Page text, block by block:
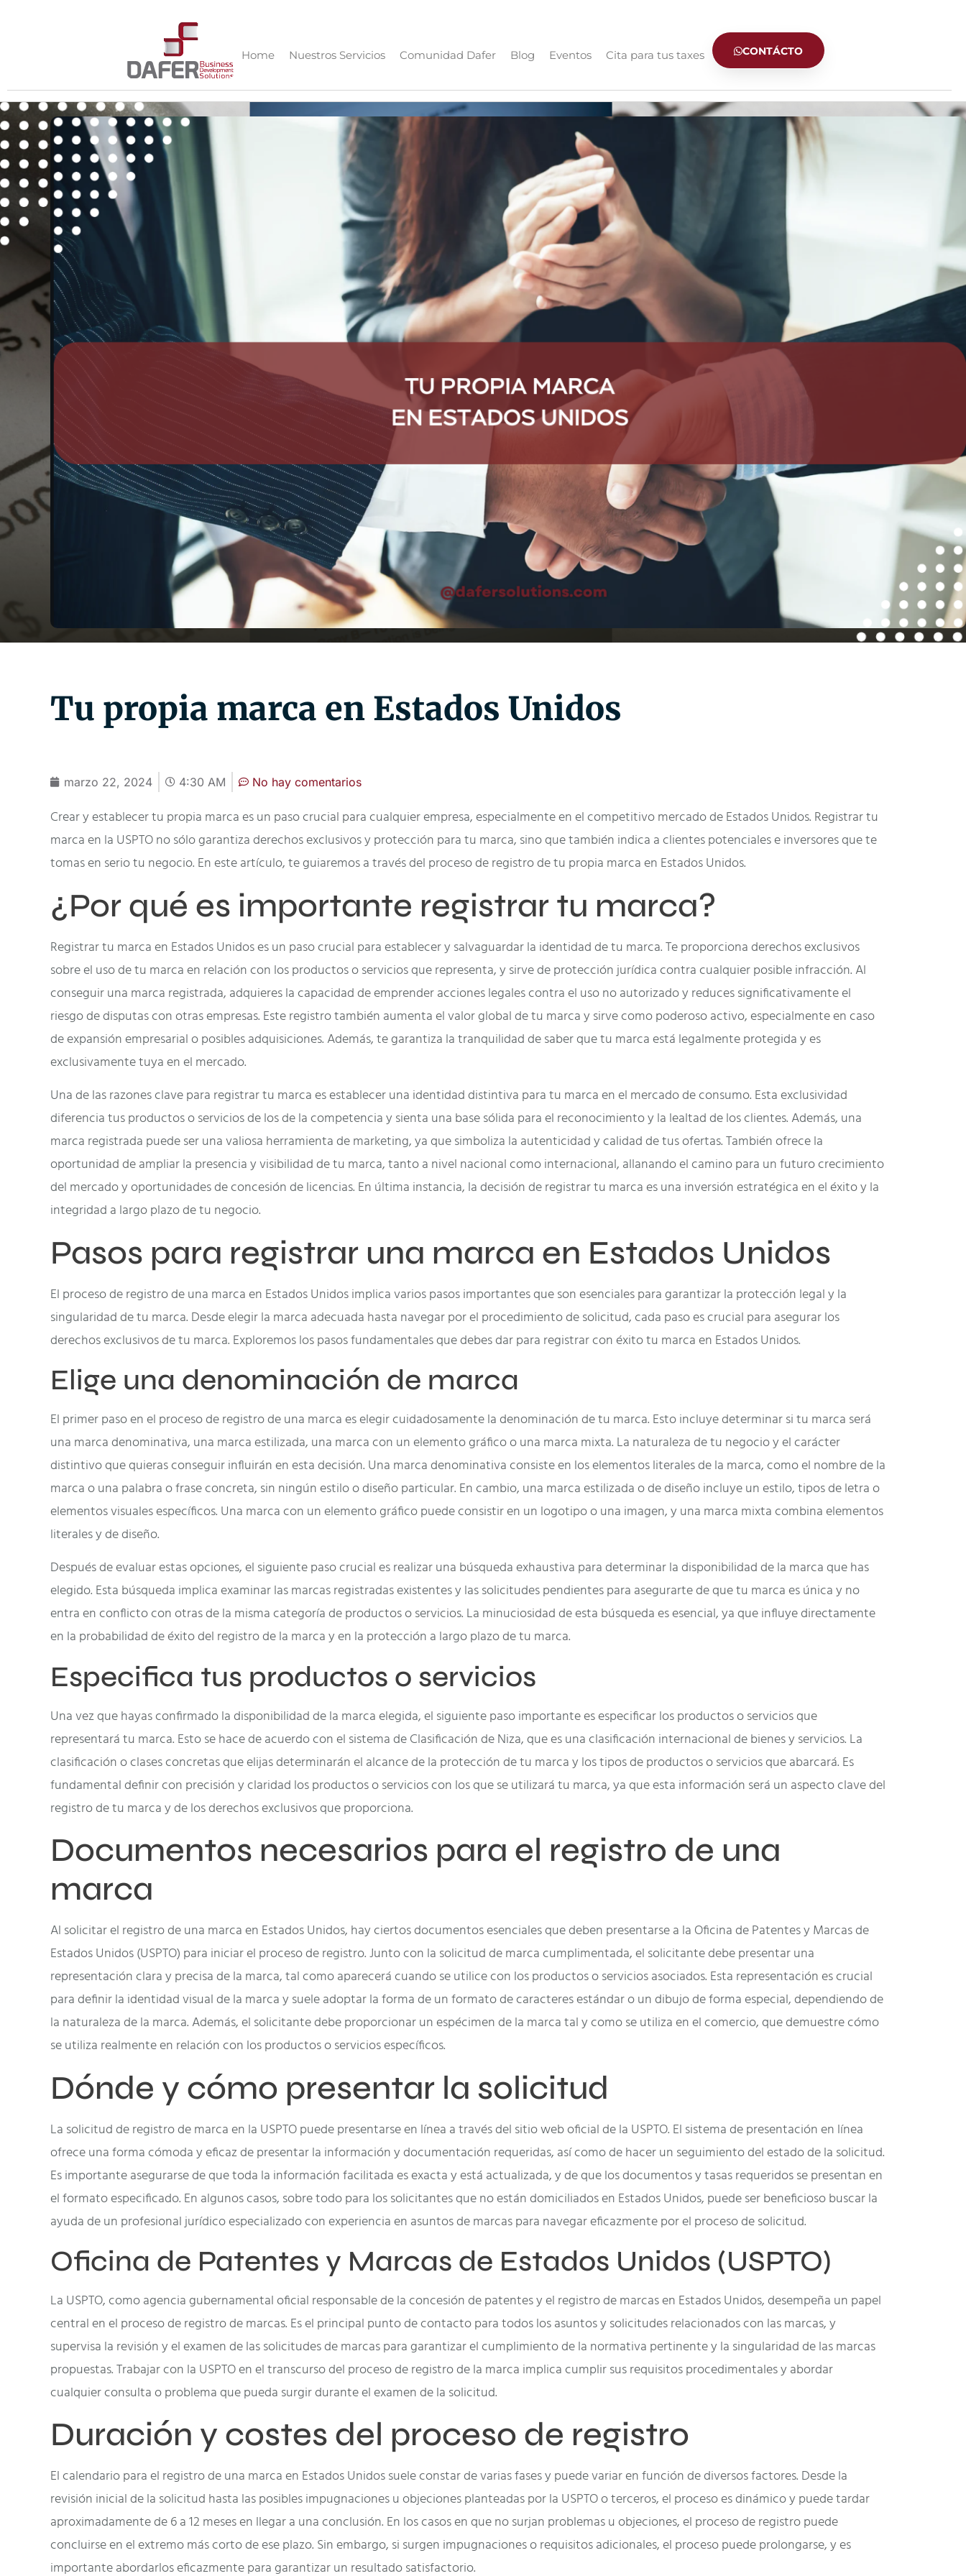
Home Nuestros Servicios Comunidad Dafer Blog Eventos Cita para tus taxes CONTÁCTO
Tu propia marca en Estados Unidos
marzo 22, 2024 4:30 AM No hay comentarios
Crear y establecer tu propia marca es un paso crucial para cualquier empresa, especialmente en el competitivo mercado de Estados Unidos. Registrar tu
marca en la USPTO no sólo garantiza derechos exclusivos y protección para tu marca, sino que también indica a clientes potenciales e inversores que te
tomas en serio tu negocio. En este artículo, te guiaremos a través del proceso de registro de tu propia marca en Estados Unidos.
¿Por qué es importante registrar tu marca?
Registrar tu marca en Estados Unidos es un paso crucial para establecer y salvaguardar la identidad de tu marca. Te proporciona derechos exclusivos
sobre el uso de tu marca en relación con los productos o servicios que representa, y sirve de protección jurídica contra cualquier posible infracción. Al
conseguir una marca registrada, adquieres la capacidad de emprender acciones legales contra el uso no autorizado y reduces significativamente el
riesgo de disputas con otras empresas. Este registro también aumenta el valor global de tu marca y sirve como poderoso activo, especialmente en caso
de expansión empresarial o posibles adquisiciones. Además, te garantiza la tranquilidad de saber que tu marca está legalmente protegida y es
exclusivamente tuya en el mercado.
Una de las razones clave para registrar tu marca es establecer una identidad distintiva para tu marca en el mercado de consumo. Esta exclusividad
diferencia tus productos o servicios de los de la competencia y sienta una base sólida para el reconocimiento y la lealtad de los clientes. Además, una
marca registrada puede ser una valiosa herramienta de marketing, ya que simboliza la autenticidad y calidad de tus ofertas. También ofrece la
oportunidad de ampliar la presencia y visibilidad de tu marca, tanto a nivel nacional como internacional, allanando el camino para un futuro crecimiento
del mercado y oportunidades de concesión de licencias. En última instancia, la decisión de registrar tu marca es una inversión estratégica en el éxito y la
integridad a largo plazo de tu negocio.
Pasos para registrar una marca en Estados Unidos
El proceso de registro de una marca en Estados Unidos implica varios pasos importantes que son esenciales para garantizar la protección legal y la
singularidad de tu marca. Desde elegir la marca adecuada hasta navegar por el procedimiento de solicitud, cada paso es crucial para asegurar los
derechos exclusivos de tu marca. Exploremos los pasos fundamentales que debes dar para registrar con éxito tu marca en Estados Unidos.
Elige una denominación de marca
El primer paso en el proceso de registro de una marca es elegir cuidadosamente la denominación de tu marca. Esto incluye determinar si tu marca será
una marca denominativa, una marca estilizada, una marca con un elemento gráfico o una marca mixta. La naturaleza de tu negocio y el carácter
distintivo que quieras conseguir influirán en esta decisión. Una marca denominativa consiste en los elementos literales de la marca, como el nombre de la
marca o una palabra o frase concreta, sin ningún estilo o diseño particular. En cambio, una marca estilizada o de diseño incluye un estilo, tipos de letra o
elementos visuales específicos. Una marca con un elemento gráfico puede consistir en un logotipo o una imagen, y una marca mixta combina elementos
literales y de diseño.
Después de evaluar estas opciones, el siguiente paso crucial es realizar una búsqueda exhaustiva para determinar la disponibilidad de la marca que has
elegido. Esta búsqueda implica examinar las marcas registradas existentes y las solicitudes pendientes para asegurarte de que tu marca es única y no
entra en conflicto con otras de la misma categoría de productos o servicios. La minuciosidad de esta búsqueda es esencial, ya que influye directamente
en la probabilidad de éxito del registro de la marca y en la protección a largo plazo de tu marca.
Especifica tus productos o servicios
Una vez que hayas confirmado la disponibilidad de la marca elegida, el siguiente paso importante es especificar los productos o servicios que
representará tu marca. Esto se hace de acuerdo con el sistema de Clasificación de Niza, que es una clasificación internacional de bienes y servicios. La
clasificación o clases concretas que elijas determinarán el alcance de la protección de tu marca y los tipos de productos o servicios que abarcará. Es
fundamental definir con precisión y claridad los productos o servicios con los que se utilizará tu marca, ya que esta información será un aspecto clave del
registro de tu marca y de los derechos exclusivos que proporciona.
Documentos necesarios para el registro de una
marca
Al solicitar el registro de una marca en Estados Unidos, hay ciertos documentos esenciales que deben presentarse a la Oficina de Patentes y Marcas de
Estados Unidos (USPTO) para iniciar el proceso de registro. Junto con la solicitud de marca cumplimentada, el solicitante debe presentar una
representación clara y precisa de la marca, tal como aparecerá cuando se utilice con los productos o servicios asociados. Esta representación es crucial
para definir la identidad visual de la marca y suele adoptar la forma de un formato de caracteres estándar o un dibujo de forma especial, dependiendo de
la naturaleza de la marca. Además, el solicitante debe proporcionar un espécimen de la marca tal y como se utiliza en el comercio, que demuestre cómo
se utiliza realmente en relación con los productos o servicios específicos.
Dónde y cómo presentar la solicitud
La solicitud de registro de marca en la USPTO puede presentarse en línea a través del sitio web oficial de la USPTO. El sistema de presentación en línea
ofrece una forma cómoda y eficaz de presentar la información y documentación requeridas, así como de hacer un seguimiento del estado de la solicitud.
Es importante asegurarse de que toda la información facilitada es exacta y está actualizada, y de que los documentos y tasas requeridos se presentan en
el formato especificado. En algunos casos, sobre todo para los solicitantes que no están domiciliados en Estados Unidos, puede ser beneficioso buscar la
ayuda de un profesional jurídico especializado con experiencia en asuntos de marcas para navegar eficazmente por el proceso de solicitud.
Oficina de Patentes y Marcas de Estados Unidos (USPTO)
La USPTO, como agencia gubernamental oficial responsable de la concesión de patentes y el registro de marcas en Estados Unidos, desempeña un papel
central en el proceso de registro de marcas. Es el principal punto de contacto para todos los asuntos y solicitudes relacionados con las marcas, y
supervisa la revisión y el examen de las solicitudes de marcas para garantizar el cumplimiento de la normativa pertinente y la singularidad de las marcas
propuestas. Trabajar con la USPTO en el transcurso del proceso de registro de la marca implica cumplir sus requisitos procedimentales y abordar
cualquier consulta o problema que pueda surgir durante el examen de la solicitud.
Duración y costes del proceso de registro
El calendario para el registro de una marca en Estados Unidos suele constar de varias fases y puede variar en función de diversos factores. Desde la
revisión inicial de la solicitud hasta las posibles impugnaciones u objeciones planteadas por la USPTO o terceros, el proceso es dinámico y puede tardar
aproximadamente de 6 a 12 meses en llegar a una conclusión. En los casos en que no surjan problemas u objeciones, el proceso de registro puede
concluirse en el extremo más corto de ese plazo. Sin embargo, si surgen impugnaciones o requisitos adicionales, el proceso puede prolongarse, y es
importante abordarlos eficazmente para garantizar un resultado satisfactorio.